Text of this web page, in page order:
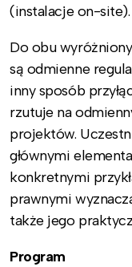
(instalacje on-site).
Do obu
są odmienne
inny sposób
rzutuje na
projektów.
głównymi
konkretnymi
prawnymi
także jego
Program